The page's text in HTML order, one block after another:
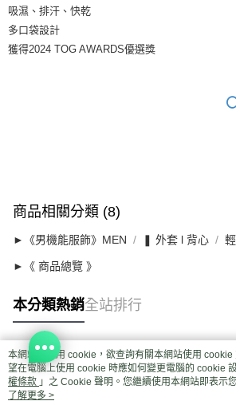
吸濕、排汗、快乾
多口袋設計
獲得2024 TOG AWARDS優選獎
商品相關分類 (8)
►《男機能服飾》MEN ❚ 外套 l 背心
►《 商品總覽 》
本分類熱銷全站排行
熱門標籤
本網站中使用 cookie，欲查詢有關本網站使用
望在電腦上使用 cookie 時應如何變更電腦的 cookie
權條款 」之 Cookie 聲明。您繼續使用本網站即表示
用條款之 Cookie 聲明使用 cookie。
了解更多 >